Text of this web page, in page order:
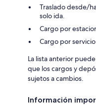
Traslado desde/
solo ida.
Cargo por
Cargo por
La lista anterior
que los cargos y
sujetos a cambios.
Información